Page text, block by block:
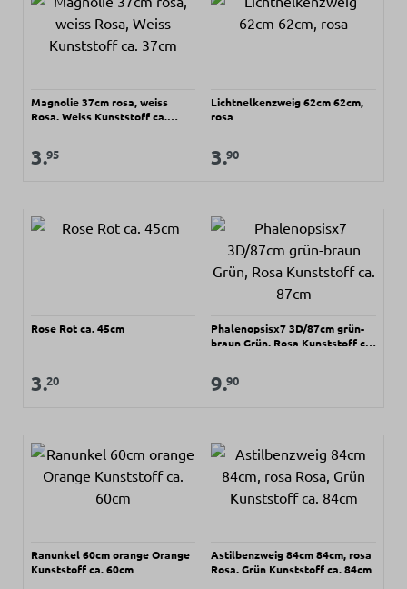
Magnolie 37cm rosa, weiss
Rosa, Weiss Kunststoff ca.
Regulärer Preis:
Verkaufspreis:
3.95
Lichtnelkenzweig 62cm 62cm,
rosa
Verkaufspreis:
3.90
Rose Rot ca. 45cm
Regulärer Preis:
Verkaufspreis:
3.20
Phalenopsisx7 3D/87cm grün-
braun Grün, Rosa Kunststoff ca.
Verkaufspreis:
9.90
Ranunkel 60cm orange Orange
Kunststoff ca. 60cm
Astilbenzweig 84cm 84cm, rosa
Rosa, Grün Kunststoff ca. 84cm